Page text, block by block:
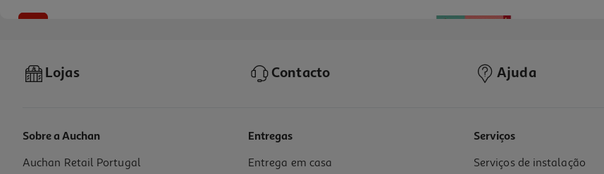
Livro 100 Jogos: Animais Geniais
Lojas Contacto Ajuda
Sobre a Auchan
Auchan Retail Portugal
Entregas
Entrega em casa
Serviços
Serviços de instalação